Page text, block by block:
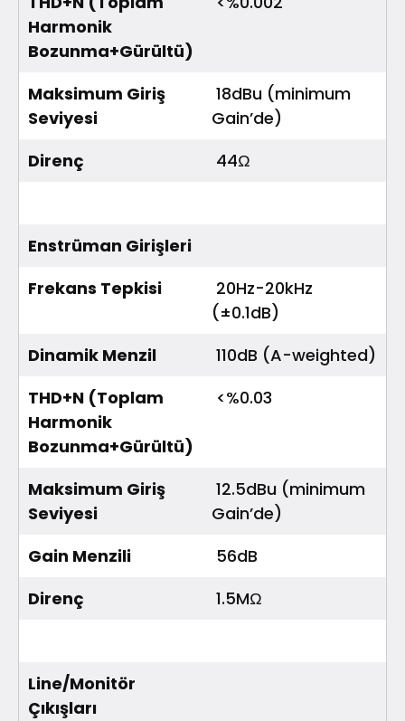
Harmonik
Bozunma+Gürültü)
Maksimum Giriş
Seviyesi
18dBu (minimum
Gain’de)
Direnç
44Ω
Enstrüman Girişleri
Frekans Tepkisi
20Hz-20kHz
(±0.1dB)
Dinamik Menzil
110dB (A-weighted)
THD+N (Toplam
Harmonik
Bozunma+Gürültü)
<%0.03
Maksimum Giriş
Seviyesi
12.5dBu (minimum
Gain’de)
Gain Menzili
56dB
Direnç
1.5MΩ
Line/Monitör
Çıkışları